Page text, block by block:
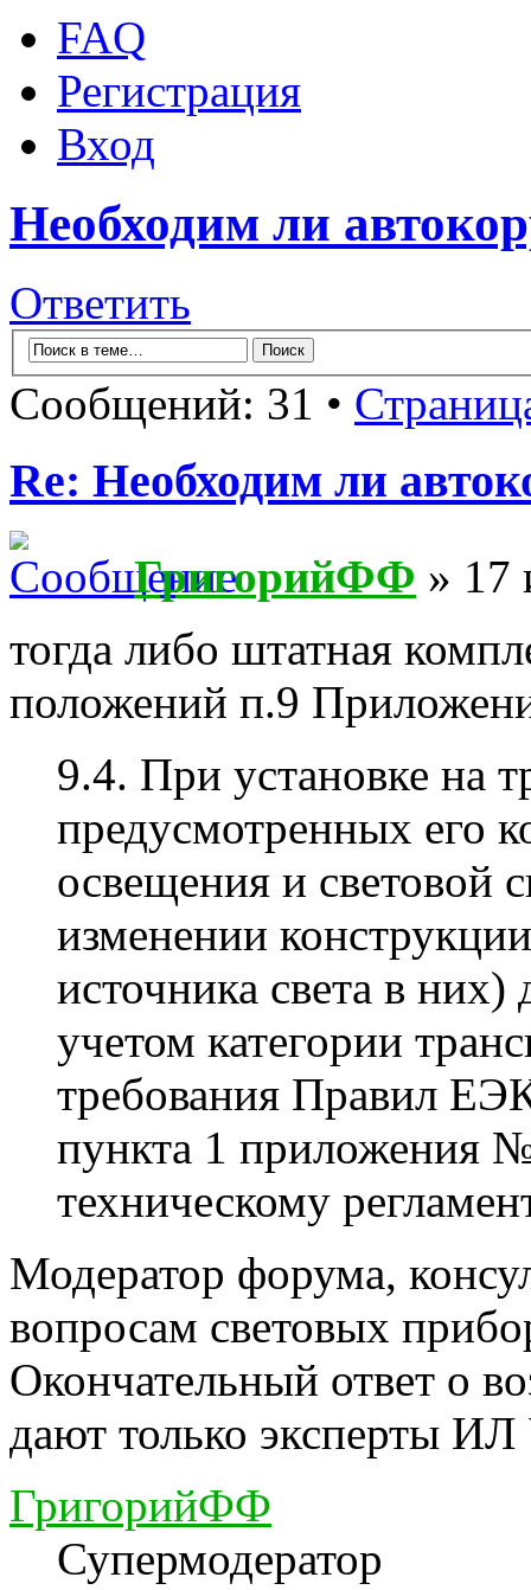
FAQ
Регистрация
Вход
Необходим ли
Ответить
Сообщений: 31 •
Re: Необходим ли
ГригорийФФ » 17
тогда либо штатная
положений п.9
9.4. При установке на
предусмотренных его
освещения и световой
изменении
источника света в
учетом категории
требования Правил
пункта 1 приложения
техническому
Модератор форума,
вопросам световых
Окончательный ответ о
дают только эксперты ИЛ
ГригорийФФ
Супермодератор